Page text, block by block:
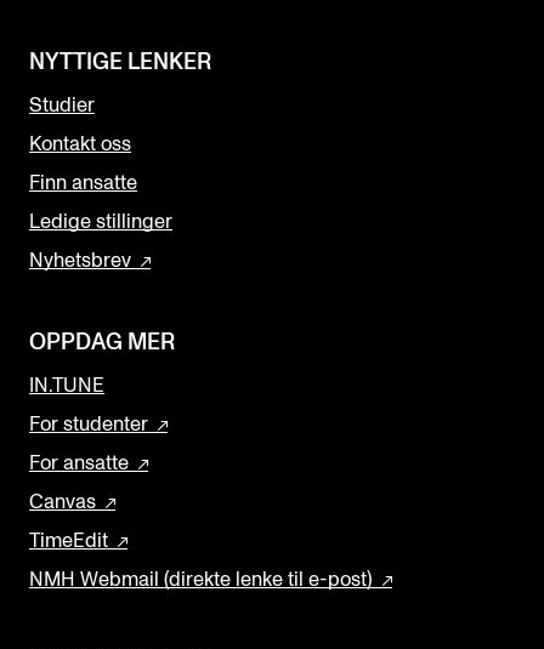
NYTTIGE LENKER
Studier
Kontakt oss
Finn ansatte
Ledige stillinger
Nyhetsbrev
OPPDAG MER
IN.TUNE
For studenter
For ansatte
Canvas
TimeEdit
NMH Webmail (direkte lenke til e-post)